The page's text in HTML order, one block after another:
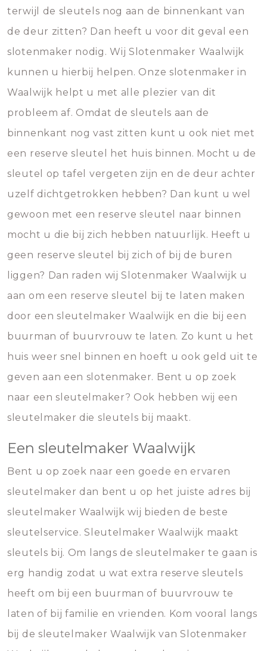
terwijl de sleutels nog aan de binnenkant van
de deur zitten? Dan heeft u voor dit geval een
slotenmaker nodig. Wij Slotenmaker Waalwijk
kunnen u hierbij helpen. Onze slotenmaker in
Waalwijk helpt u met alle plezier van dit
probleem af. Omdat de sleutels aan de
binnenkant nog vast zitten kunt u ook niet met
een reserve sleutel het huis binnen. Mocht u de
sleutel op tafel vergeten zijn en de deur achter
uzelf dichtgetrokken hebben? Dan kunt u wel
gewoon met een reserve sleutel naar binnen
mocht u die bij zich hebben natuurlijk. Heeft u
geen reserve sleutel bij zich of bij de buren
liggen? Dan raden wij Slotenmaker Waalwijk u
aan om een reserve sleutel bij te laten maken
door een sleutelmaker Waalwijk en die bij een
buurman of buurvrouw te laten. Zo kunt u het
huis weer snel binnen en hoeft u ook geld uit te
geven aan een slotenmaker. Bent u op zoek
naar een sleutelmaker? Ook hebben wij een
sleutelmaker die sleutels bij maakt.
Een sleutelmaker Waalwijk
Bent u op zoek naar een goede en ervaren
sleutelmaker dan bent u op het juiste adres bij
sleutelmaker Waalwijk wij bieden de beste
sleutelservice. Sleutelmaker Waalwijk maakt
sleutels bij. Om langs de sleutelmaker te gaan is
erg handig zodat u wat extra reserve sleutels
heeft om bij een buurman of buurvrouw te
laten of bij familie en vrienden. Kom vooral langs
bij de sleutelmaker Waalwijk van Slotenmaker